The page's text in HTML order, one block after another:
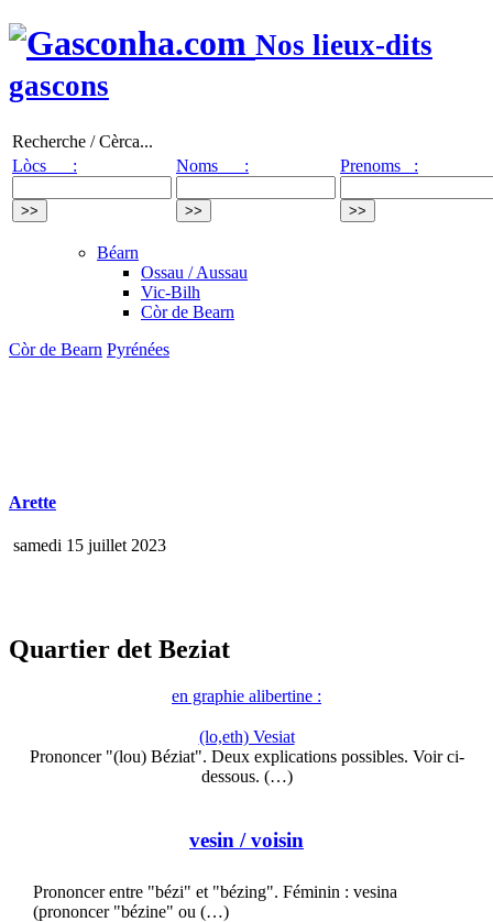
Nos lieux-dits
gascons
Recherche / Cèrca...
Lòcs :
Noms : Prenoms :
Béarn
Ossau / Aussau
Vic-Bilh
Còr de Bearn
Còr de Bearn Pyrénées
Arette
samedi 15 juillet 2023
Quartier det Beziat
en graphie alibertine :
(lo,eth) Vesiat
Prononcer "(lou) Béziat". Deux explications possibles. Voir ci-
dessous. (…)
vesin / voisin
Prononcer entre "bézi" et "bézing". Féminin : vesina
(prononcer "bézine" ou (…)